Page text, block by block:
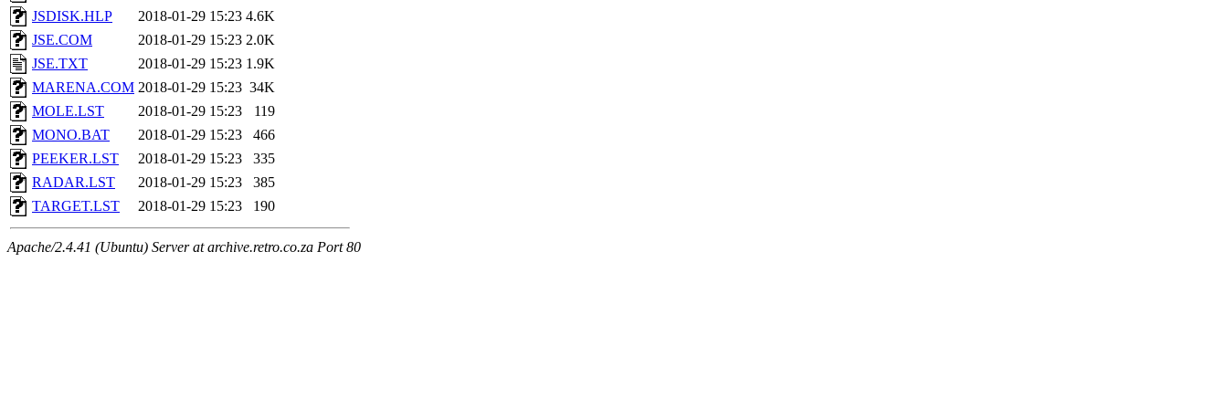
JSDISK.HLP
2018-01-29 15:23 4.6K
JSE.COM
2018-01-29 15:23 2.0K
JSE.TXT
2018-01-29 15:23 1.9K
MARENA.COM 2018-01-29 15:23 34K
MOLE.LST
2018-01-29 15:23
119
MONO.BAT
2018-01-29 15:23
466
PEEKER.LST
2018-01-29 15:23
335
RADAR.LST
2018-01-29 15:23
385
TARGET.LST
2018-01-29 15:23 190
Apache/2.4.41 (Ubuntu) Server at archive.retro.co.za Port 80